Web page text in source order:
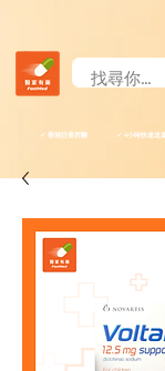
✓ 香港註冊西醫 ✓ 4小時快